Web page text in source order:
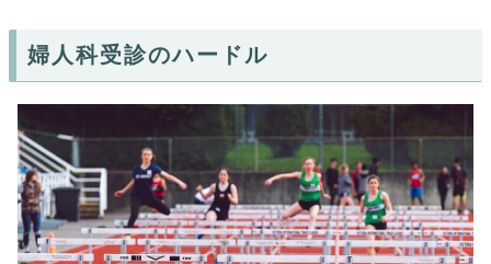
婦人科受診のハードル